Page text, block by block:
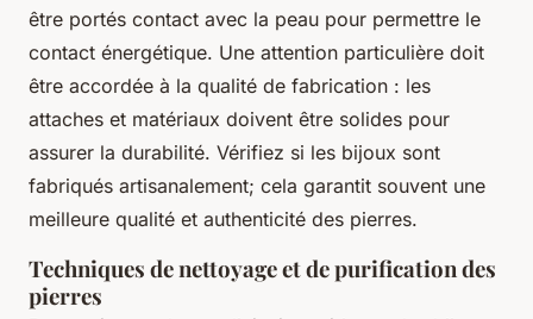
être portés contact avec la peau pour permettre le
contact énergétique. Une attention particulière doit
être accordée à la qualité de fabrication : les
attaches et matériaux doivent être solides pour
assurer la durabilité. Vérifiez si les bijoux sont
fabriqués artisanalement; cela garantit souvent une
meilleure qualité et authenticité des pierres.
Techniques de nettoyage et de purification des
pierres